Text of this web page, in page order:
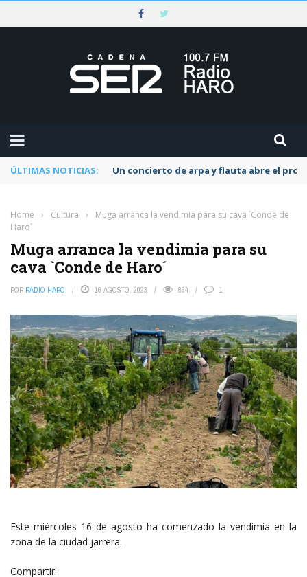
ÚLTIMAS NOTICIAS: Un concierto de arpa y flauta abre el
Home › Cultura ›
Muga arranca la vendimia para su cava `Conde de
Haro´
Muga arranca la vendimia para su
cava `Conde de Haro´
POR RADIO HARO 16 AGOSTO, 2023 834 1
Este miércoles 16 de agosto ha comenzado la vendimia en la
zona de la ciudad jarrera.
Compartir: